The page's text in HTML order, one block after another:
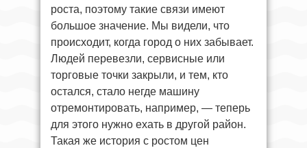
роста, поэтому такие связи имеют
большое значение. Мы видели, что
происходит, когда город о них забывает.
Людей перевезли, сервисные или
торговые точки закрыли, и тем, кто
остался, стало негде машину
отремонтировать, например, — теперь
для этого нужно ехать в другой район.
Такая же история с ростом цен